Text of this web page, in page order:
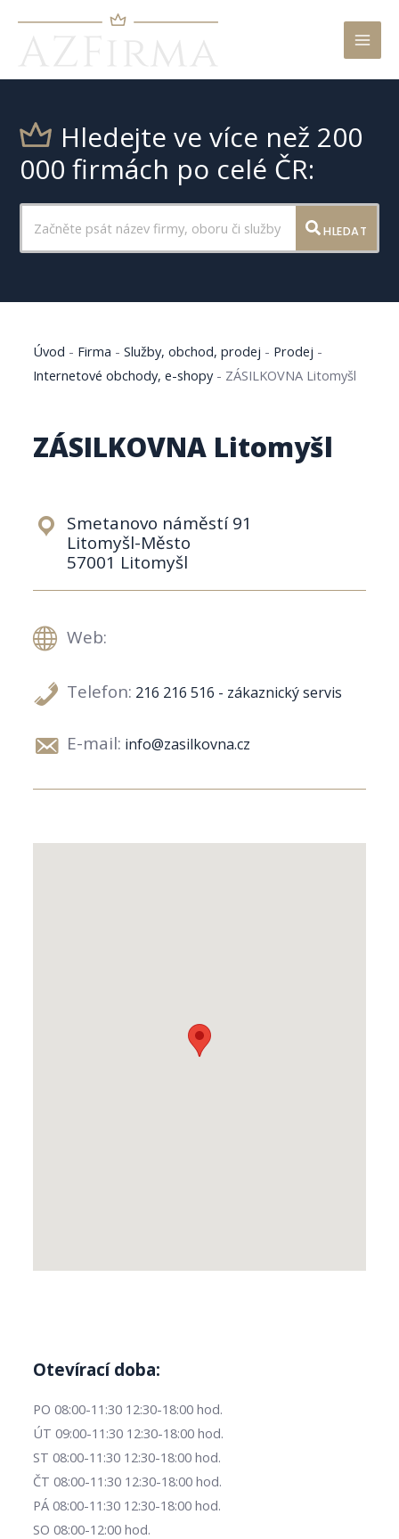
Hledejte ve více než 200
000 firmách po celé ČR:
HLEDAT
Úvod - Firma -Služby, obchod, prodej - Prodej -
Internetové obchody, e-shopy- ZÁSILKOVNA Litomyšl
ZÁSILKOVNA Litomyšl
Smetanovo náměstí 91
Litomyšl-Město
57001 Litomyšl
Web:
Telefon: 216 216 516 - zákaznický servis
E-mail: info@zasilkovna.cz
Otevírací doba:
PO 08:00-11:30 12:30-18:00 hod.
ÚT 09:00-11:30 12:30-18:00 hod.
ST 08:00-11:30 12:30-18:00 hod.
ČT 08:00-11:30 12:30-18:00 hod.
PÁ 08:00-11:30 12:30-18:00 hod.
SO 08:00-12:00 hod.